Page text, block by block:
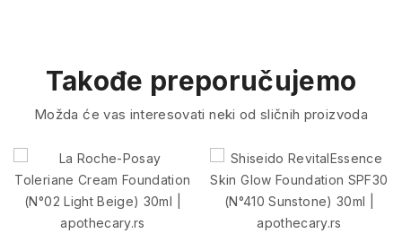
Takođe preporučujemo
Možda će vas interesovati neki od sličnih proizvoda